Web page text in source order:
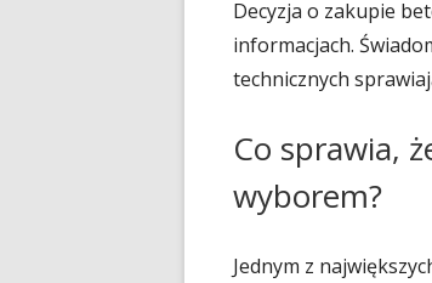
Decyzja o zakupie
informacjach.
technicznych
Co sprawia,
wyborem?
Jednym z